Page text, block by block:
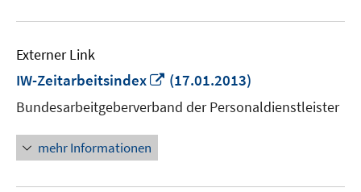
Externer Link
IW-Zeitarbeitsindex
In
neuem
Fenster
(17.01.2013)
Bundesarbeitgeberverband der Personaldienstleister
mehr Informationen